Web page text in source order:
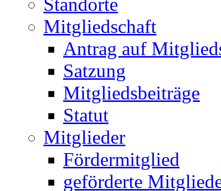
Standorte
Mitgliedschaft
Antrag auf
Satzung
Mitgliedsbeiträge
Statut
Mitglieder
Fördermitglied
geförderte